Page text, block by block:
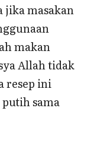
jika masakan
makan
Allah tidak
resep ini
sama